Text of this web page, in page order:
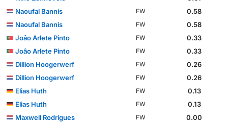
Naoufal Bannis
FW
0.58
Naoufal Bannis
FW
0.58
Joâo Arlete Pinto
FW
0.33
Joâo Arlete Pinto
FW
0.33
Dillion Hoogerwerf
FW
0.26
Dillion Hoogerwerf
FW
0.26
Elias Huth
FW
0.13
Elias Huth
FW
0.13
Maxwell Rodrigues
FW
0.00